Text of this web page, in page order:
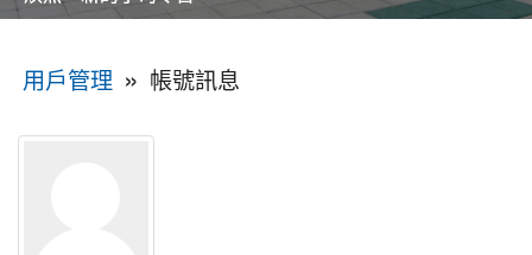
用戶管理 » 帳號訊息